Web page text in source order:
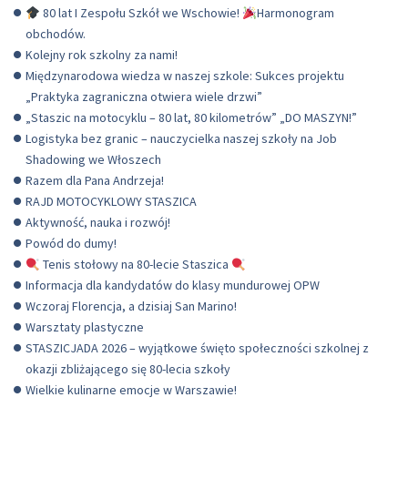
80 lat I Zespołu Szkół we Wschowie!
Harmonogram
obchodów.
Kolejny rok szkolny za nami!
Międzynarodowa wiedza w naszej szkole: Sukces projektu
„Praktyka zagraniczna otwiera wiele drzwi”
„Staszic na motocyklu – 80 lat, 80 kilometrów” „DO MASZYN!”
Logistyka bez granic – nauczycielka naszej szkoły na Job
Shadowing we Włoszech
Razem dla Pana Andrzeja!
RAJD MOTOCYKLOWY STASZICA
Aktywność, nauka i rozwój!
Powód do dumy!
Tenis stołowy na 80-lecie Staszica
Informacja dla kandydatów do klasy mundurowej OPW
Wczoraj Florencja, a dzisiaj San Marino!
Warsztaty plastyczne
STASZICJADA 2026 – wyjątkowe święto społeczności szkolnej z
okazji zbliżającego się 80-lecia szkoły
Wielkie kulinarne emocje w Warszawie!